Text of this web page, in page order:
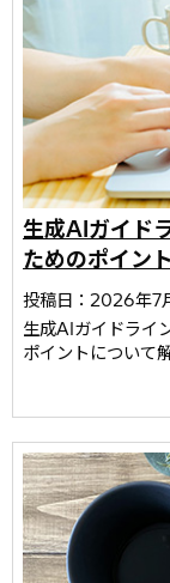
生成AIガイド
ためのポイント
投稿日：2026年7
生成AIガイドライ
ポイントについて